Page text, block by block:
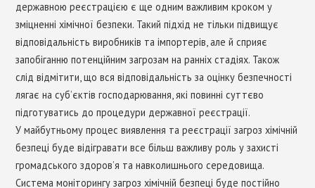
державною реєстрацією є ще одним важливим кроком у
зміцненні хімічної безпеки. Такий підхід не тільки підвищує
відповідальність виробників та імпортерів, але й сприяє
запобіганню потенційним загрозам на ранніх стадіях. Також
слід відмітити, що вся відповідальність за оцінку безпечності
лягає на суб’єктів господарювання, які повинні суттєво
підготуватись до процедури державної реєстрації.
У майбутньому процес виявлення та реєстрації загроз хімічній
безпеці буде відігравати все більш важливу роль у захисті
громадського здоров’я та навколишнього середовища.
Система моніторингу загроз хімічній безпеці буде постійно